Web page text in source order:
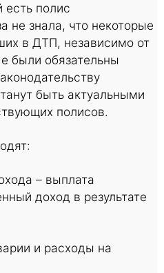
есть полис
не знала, что некоторые
в ДТП, независимо от
были обязательны
быть актуальными
полисов.
– выплата
доход в результате
и расходы на